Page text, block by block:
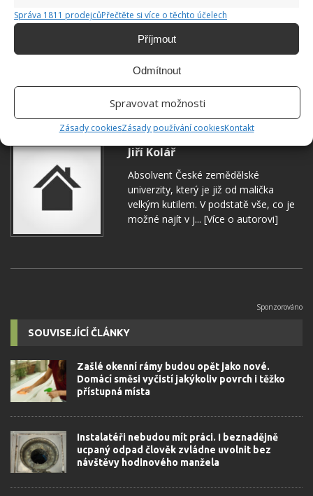
Správa 1811 prodejcůPřečtěte si více o těchto účelech
Příjmout
Odmítnout
Spravovat možnosti
Zásady cookiesZásady používání cookiesKontakt
Jiří Kolář
Absolvent České zemědělské
univerzity, který je již od malička
velkým kutilem. V podstatě vše, co je
možné najít v j... [Více o autorovi]
SOUVISEJÍCÍ ČLÁNKY
Zašlé okenní rámy budou opět jako nové.
Domácí směsi vyčistí jakýkoliv povrch i těžko
přístupná místa
Instalatéři nebudou mít práci. I beznadějně
ucpaný odpad člověk zvládne uvolnit bez
návštěvy hodinového manžela